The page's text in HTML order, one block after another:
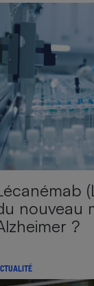
nouveau
?